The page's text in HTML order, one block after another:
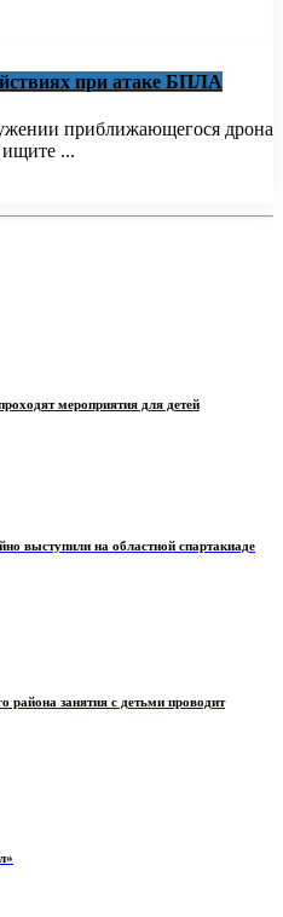
при атаке БПЛА
приближающегося дрона
ищите ...
мероприятия для детей
выступили на областной спартакиаде
района занятия с детьми проводит